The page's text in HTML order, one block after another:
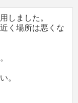
しました。
く場所は悪くな
。